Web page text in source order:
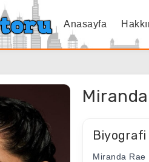
Anasayfa
Biyografi
Miranda Rae